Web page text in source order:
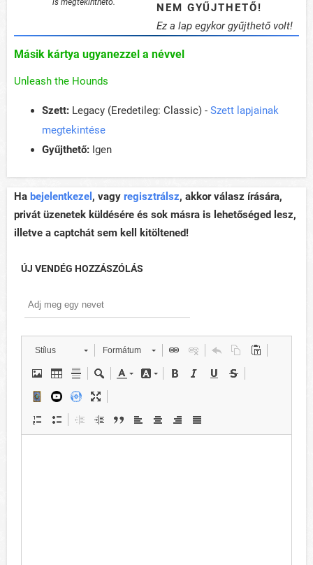
is megtekinthető.
NEM GYŰJTHETŐ!
Ez a lap egykor gyűjthető volt!
Másik kártya ugyanezzel a névvel
Unleash the Hounds
Szett: Legacy (Eredetileg: Classic) - Szett lapjainak
megtekintése
Gyűjthető: Igen
Ha bejelentkezel , vagy regisztrálsz, akkor válasz írására,
privát üzenetek küldésére és sok másra is lehetőséged lesz,
illetve a captchát sem kell kitöltened!
ÚJ VENDÉG HOZZÁSZÓLÁS
Stílus Formátum